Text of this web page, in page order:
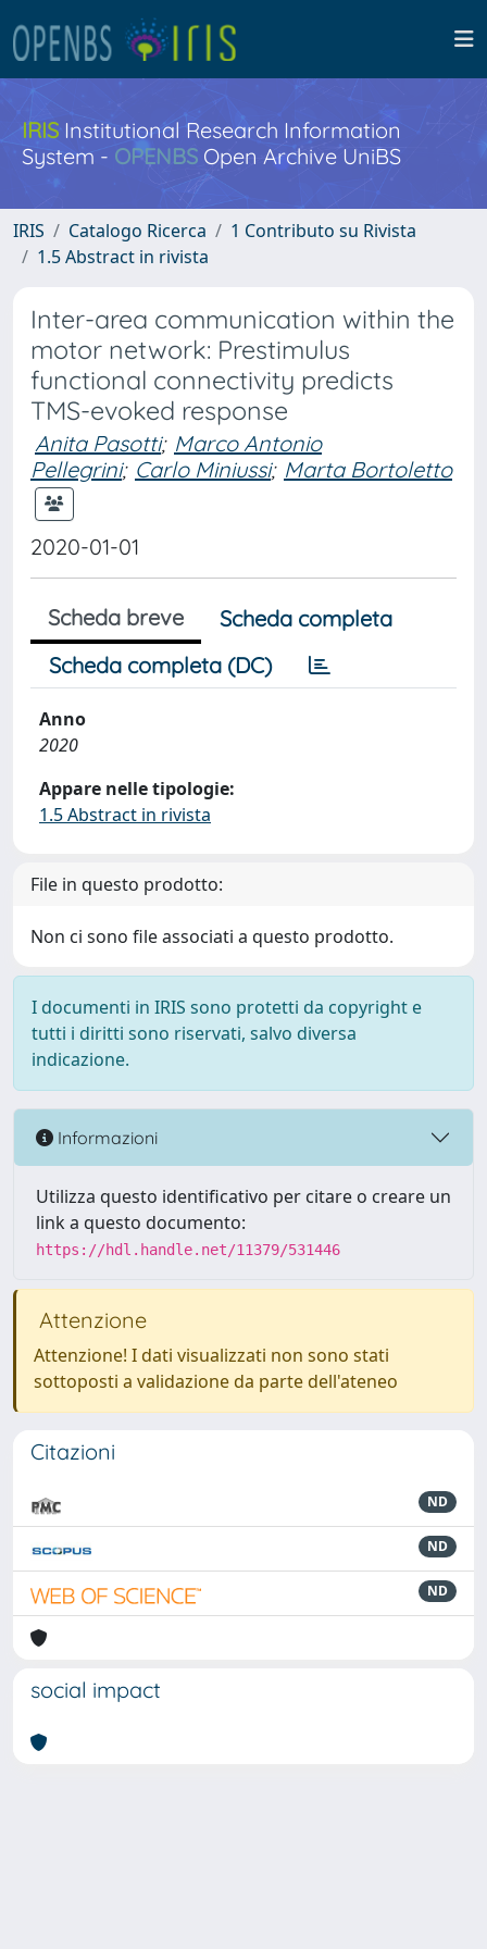
IRISInstitutional Research Information
System - OPENBS Open Archive UniBS
IRIS Catalogo Ricerca
1 Contributo su Rivista
1.5 Abstract in rivista
Inter-area communication within the
motor network: Prestimulus
functional connectivity predicts
TMS-evoked response
Anita Pasotti; Marco Antonio
Pellegrini; Carlo Miniussi; Marta Bortoletto
2020-01-01
Scheda breve
Scheda completa
Scheda completa (DC)
Anno
2020
Appare nelle tipologie:
1.5 Abstract in rivista
File in questo prodotto:
Non ci sono file associati a questo prodotto.
I documenti in IRIS sono protetti da copyright e
tutti i diritti sono riservati, salvo diversa
indicazione.
Informazioni
Utilizza questo identificativo per citare o creare un
link a questo documento:
https://hdl.handle.net/11379/531446
Attenzione
Attenzione! I dati visualizzati non sono stati
sottoposti a validazione da parte dell'ateneo
Citazioni
ND
ND
ND
social impact